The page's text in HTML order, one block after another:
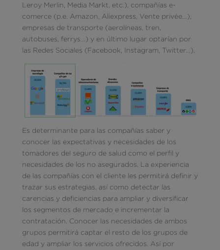
Leroy Merlin, Media Markt, etc.), compañías e-
comerce (p.e. Amazon, Aliexpress, Vente privée…),
empresas de transporte (aerolíneas, tren,
autobuses, ferrys…) y en último lugar optarían por
las Redes Sociales (Facebook, Instagram, Twitter…).
Es determinante para las compañías saber y
conocer las expectativas y necesidades de los
tomadores del seguro de salud como el perfil y
necesidades de los no asegurados. La experiencia
de las compañías con el cliente les permitirá definir y
trazar sus estrategias, así como detectar las
carencias y deficiencias para ampliar y diversificar
los segmentos de mercado e incrementar la
contratación. Conocer las necesidades de ambos
grupos permitirá captar el resto de los grupos de
edad y ampliar los servicios ofrecidos. Así por